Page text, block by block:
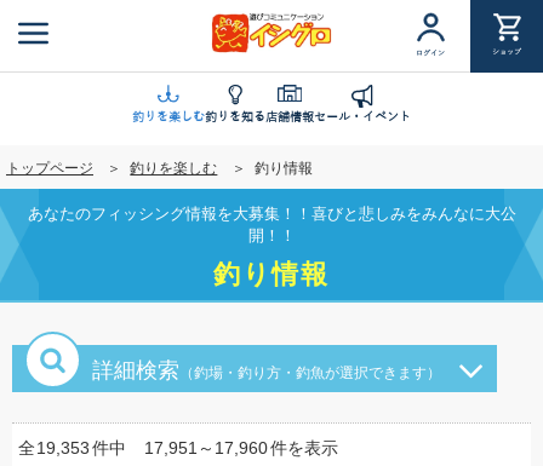
ン
に
移
動
ログイン ショップ
釣りを楽しむ釣りを知る店舗情報セール・イベント
トップページ 釣りを楽しむ 釣り情報
あなたのフィッシング情報を大募集！！喜びと悲しみをみんなに大公
開！！
釣り情報
詳細検索 （釣場・釣り方・釣魚が選択できます）
全19,353件中 17,951～17,960件を表示